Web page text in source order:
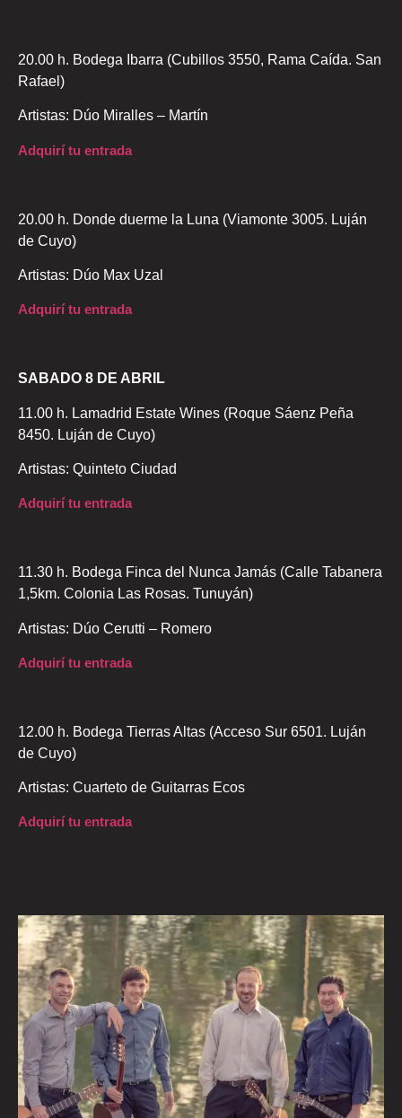
20.00 h. Bodega Ibarra (Cubillos 3550, Rama Caída. San
Rafael)
Artistas: Dúo Miralles – Martín
Adquirí tu entrada
20.00 h. Donde duerme la Luna (Viamonte 3005. Luján
de Cuyo)
Artistas: Dúo Max Uzal
Adquirí tu entrada
SABADO 8 DE ABRIL
11.00 h. Lamadrid Estate Wines (Roque Sáenz Peña
8450. Luján de Cuyo)
Artistas: Quinteto Ciudad
Adquirí tu entrada
11.30 h. Bodega Finca del Nunca Jamás (Calle Tabanera
1,5km. Colonia Las Rosas. Tunuyán)
Artistas: Dúo Cerutti – Romero
Adquirí tu entrada
12.00 h. Bodega Tierras Altas (Acceso Sur 6501. Luján
de Cuyo)
Artistas: Cuarteto de Guitarras Ecos
Adquirí tu entrada